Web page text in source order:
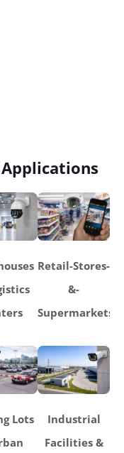
Retail-Stores-
&-
Supermarkets
Lots
Industrial
Facilities &